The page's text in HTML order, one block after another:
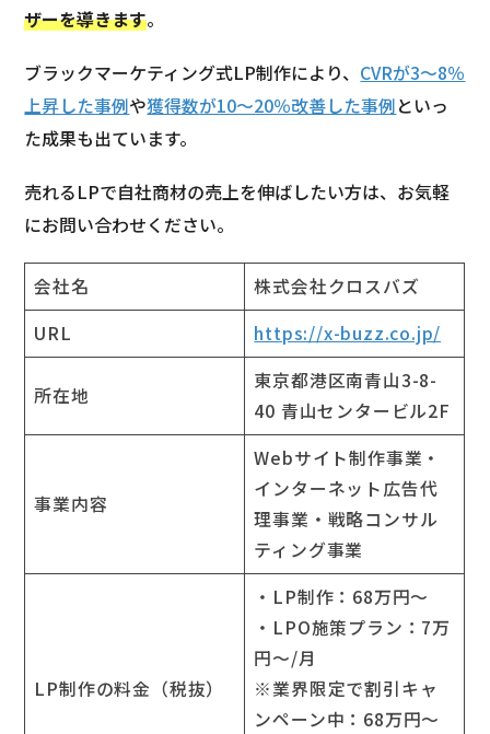
ザーを導きます。
ブラックマーケティング式LP制作により、 CVRが3～8％
上昇した事例や獲得数が10～20％改善した事例といっ
た成果も出ています。
売れるLPで自社商材の売上を伸ばしたい方は、お気軽
にお問い合わせください。
会社名
株式会社クロスバズ
URL
https://x-buzz.co.jp/
所在地
東京都港区南青山3-8-
40 青山センタービル2F
事業内容
Webサイト制作事業・
インターネット広告代
理事業・戦略コンサル
ティング事業
LP制作の料金（税抜）
・LP制作：68万円～
・LPO施策プラン：7万
円～/月
※業界限定で割引キャ
ンペーン中：68万円～